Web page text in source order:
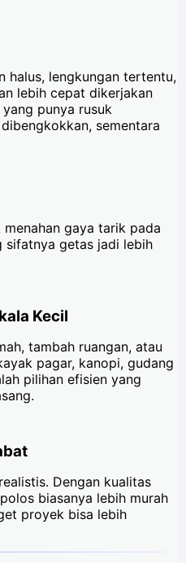
halus, lengkungan tertentu,
lebih cepat dikerjakan
punya rusuk
sementara
gaya tarik pada
sifatnya getas jadi lebih
Kecil
tambah ruangan, atau
pagar, kanopi, gudang
pilihan efisien yang
Dengan kualitas
biasanya lebih murah
proyek bisa lebih